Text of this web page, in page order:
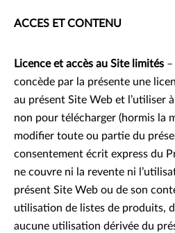
ACCES ET CONTENU
Licence et accès au Site limités
concède par la présente une
au présent Site Web et l’utiliser
non pour télécharger (hormis la
modifier toute ou partie du
consentement écrit express du
ne couvre ni la revente ni
présent Site Web ou de son
utilisation de listes de produits,
aucune utilisation dérivée du